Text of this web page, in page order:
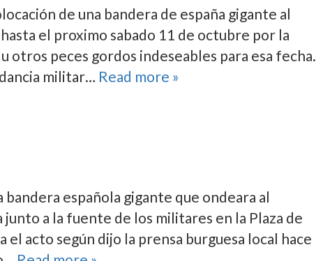
de una bandera de españa gigante al
el proximo sabado 11 de octubre por la
otros peces gordos indeseables para esa fecha.
militar… Read more »
española gigante que ondeara al
a la fuente de los militares en la Plaza de
el acto según dijo la prensa burguesa local hace